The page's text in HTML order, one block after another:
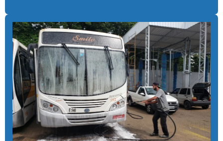
Aspirador self service fichas
Aspirador self service moedas
Aspirador self service onde encontrar
Aspirador self service pagamento pix
Aspirador self service com pix
Aspirador self service pix preço